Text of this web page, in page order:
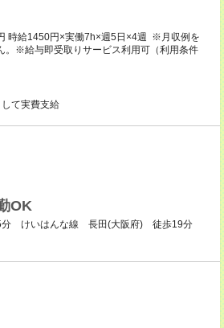
時給1450円×実働7h×週5日×4週 ※月収例を
。※給与即受取りサービス利用可（利用条件
て実費支給
OK
けいはんな線 長田(大阪府) 徒歩19分